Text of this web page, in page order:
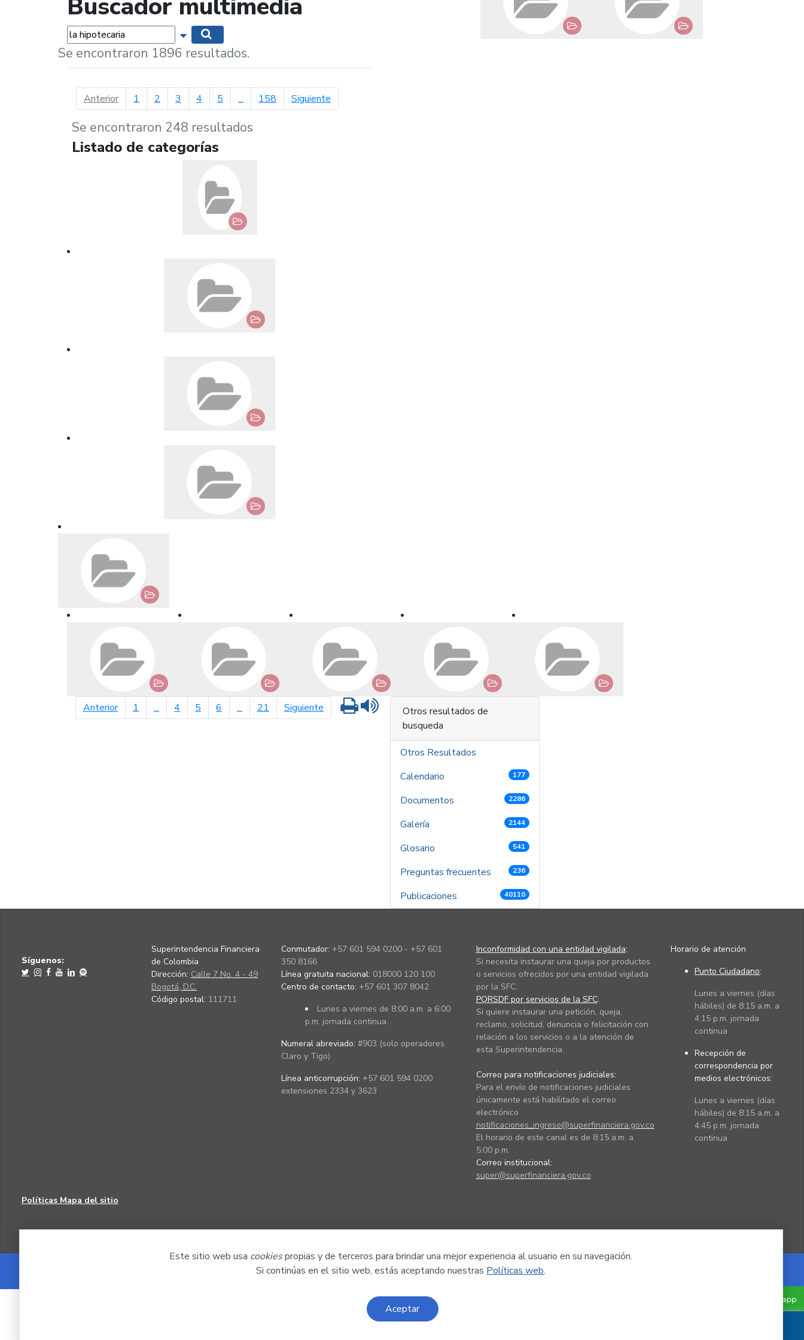
Este sitio web usa cookiespropias y de terceros para brindar una mejor experiencia al usuario en su navegación.
Si continúas en el sitio web, estás aceptando nuestras Políticas web.
Aceptar
Buscador multimedia
Palabras... Mostrar opciones de búsqueda
Se encontraron 1896 resultados.
Anteriorpágina anterior
1 2 3 4 5 ... 158 Siguientepágina siguiente
Se encontraron 248 resultados
Listado de categorías
Anteriorpágina anterior
1 ... 4 5 6 ... 21 Siguientepágina siguiente
Imprimir
Otros resultados de
busqueda
Otros Resultados
Calendario
177
Documentos 2286
Galería 2144
Glosario 541
Preguntas frecuentes 236
Publicaciones 40110
Síguenos:
Superintendencia Financiera
de Colombia
Dirección: Calle 7 No. 4 - 49
Bogotá, D.C.
Código postal: 111711
Conmutador: +57 601 594 0200 - +57 601
350 8166
Línea gratuita nacional: 018000 120 100
Centro de contacto: +57 601 307 8042
Lunes a viernes de 8:00 a.m. a 6:00
p.m. jornada continua.
Numeral abreviado: #903 (solo operadores
Claro y Tigo)
Línea anticorrupción: +57 601 594 0200
extensiones 2334 y 3623
Inconformidad con una entidad vigilada:
Si necesita instaurar una queja por productos
o servicios ofrecidos por una entidad vigilada
por la SFC.
PQRSDF por servicios de la SFC:
Si quiere instaurar una petición, queja,
reclamo, solicitud, denuncia o felicitación con
relación a los servicios o a la atención de
esta Superintendencia.
Correo para notificaciones judiciales:
Para el envío de notificaciones judiciales
únicamente está habilitado el correo
electrónico
notificaciones_ingreso@superfinanciera.gov.co
El horario de este canal es de 8:15 a.m. a
5:00 p.m.
Correo institucional:
super@superfinanciera.gov.co
Horario de atención
Punto Ciudadano:
Lunes a viernes (días
hábiles) de 8:15 a.m. a
4:15 p.m. jornada
continua
Recepción de
correspondencia por
medios electrónicos:
Lunes a viernes (días
hábiles) de 8:15 a.m. a
4:45 p.m. jornada
continua
Políticas Mapa del sitio
Powered by Nexura